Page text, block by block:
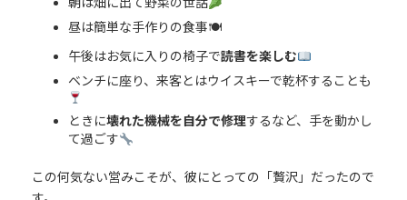
昼は簡単な手作りの食事🍽
午後はお気に入りの椅子で読書を楽しむ
ベンチに座り、来客とはウイスキーで乾杯することも
ときに壊れた機械を自分で修理するなど、手を動かし
て過ごす
この何気ない営みこそが、彼にとっての「贅沢」だったので